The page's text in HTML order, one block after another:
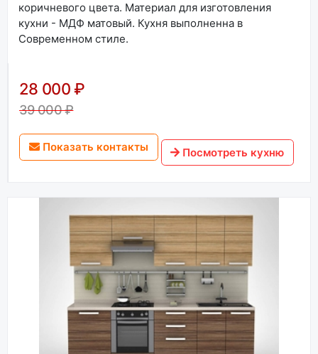
коричневого цвета. Материал для изготовления
кухни - МДФ матовый. Кухня выполненна в
Современном стиле.
28 000 ₽
39 000 ₽
Показать контакты Посмотреть кухню